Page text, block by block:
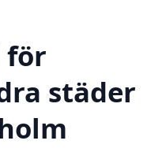
för
städer